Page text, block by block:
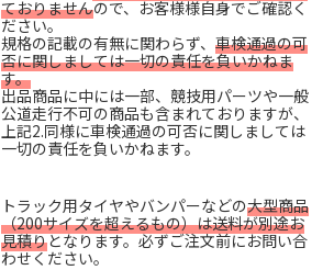
ておりませんので、お客様様自身でご確認く
ださい。
規格の記載の有無に関わらず、 車検通過の可
否に関しましては一切の責任を負いかねま
す。
出品商品に中には一部、競技用パーツや一般
公道走行不可の商品も含まれておりますが、
上記2.同様に車検通過の可否に関しましては
一切の責任を負いかねます。
トラック用タイヤやバンパーなどの大型商品
（200サイズを超えるもの）は送料が別途お
見積りとなります。必ずご注文前にお問い合
わせください。